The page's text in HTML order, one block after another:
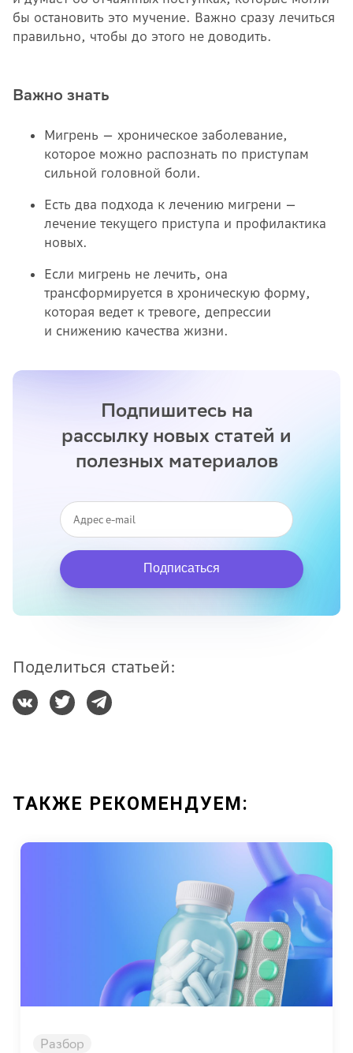
бы остановить это мучение. Важно сразу лечиться
правильно, чтобы до этого не доводить.
Важно знать
Мигрень — хроническое заболевание,
которое можно распознать по приступам
сильной головной боли.
Есть два подхода к лечению мигрени —
лечение текущего приступа и профилактика
новых.
Если мигрень не лечить, она
трансформируется в хроническую форму,
которая ведет к тревоге, депрессии
и снижению качества жизни.
Подпишитесь на
рассылку новых статей и
полезных материалов
Подписаться
Поделиться статьей:
ТАКЖЕ РЕКОМЕНДУЕМ:
Разбор